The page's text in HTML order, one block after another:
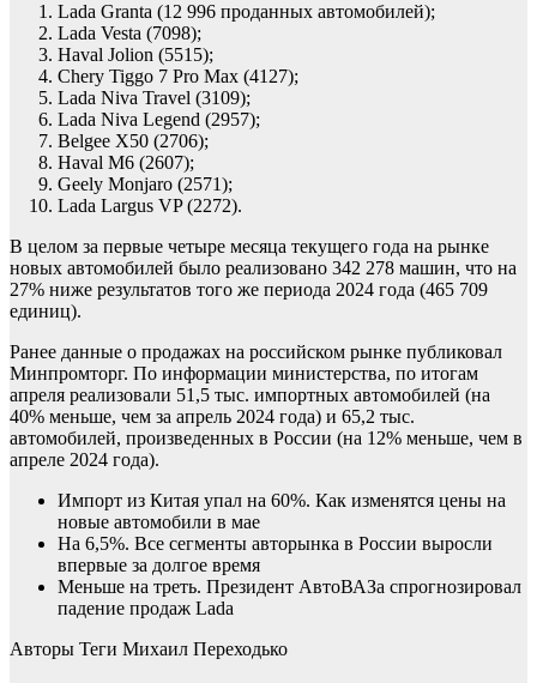
Lada Granta (12 996 проданных автомобилей);
Lada Vesta (7098);
Haval Jolion (5515);
Chery Tiggo 7 Pro Max (4127);
Lada Niva Travel (3109);
Lada Niva Legend (2957);
Belgee X50 (2706);
Haval M6 (2607);
Geely Monjaro (2571);
Lada Largus VP (2272).
В целом за первые четыре месяца текущего года на рынке
новых автомобилей было реализовано 342 278 машин, что на
27% ниже результатов того же периода 2024 года (465 709
единиц).
Ранее данные о продажах на российском рынке публиковал
Минпромторг. По информации министерства, по итогам
апреля реализовали 51,5 тыс. импортных автомобилей (на
40% меньше, чем за апрель 2024 года) и 65,2 тыс.
автомобилей, произведенных в России (на 12% меньше, чем в
апреле 2024 года).
Импорт из Китая упал на 60%. Как изменятся цены на
новые автомобили в мае
На 6,5%. Все сегменты авторынка в России выросли
впервые за долгое время
Меньше на треть. Президент АвтоВАЗа спрогнозировал
падение продаж Lada
Авторы Теги Михаил Переходько